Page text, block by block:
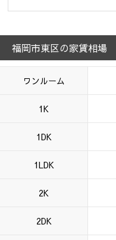
福岡市東区の家賃相場
ワンルーム
1K
1DK
1LDK
2K
2DK